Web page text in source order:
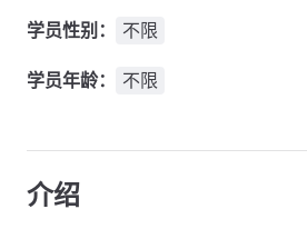
学员性别： 不限
学员年龄： 不限
介绍